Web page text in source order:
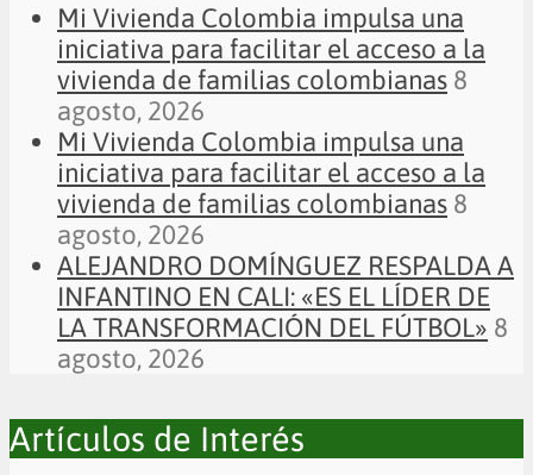
Mi Vivienda Colombia impulsa una
iniciativa para facilitar el acceso a la
vivienda de familias colombianas 8
agosto, 2026
Mi Vivienda Colombia impulsa una
iniciativa para facilitar el acceso a la
vivienda de familias colombianas 8
agosto, 2026
ALEJANDRO DOMÍNGUEZ RESPALDA A
INFANTINO EN CALI: «ES EL LÍDER DE
LA TRANSFORMACIÓN DEL FÚTBOL» 8
agosto, 2026
Artículos de Interés